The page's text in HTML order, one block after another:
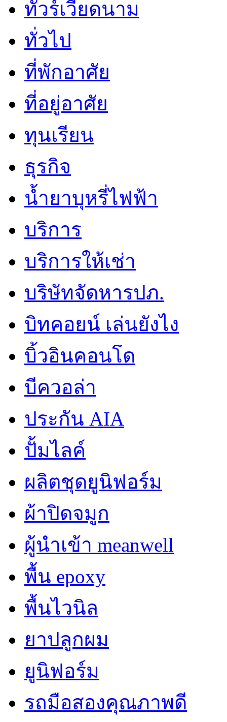
ทัวร์เวียดนาม
ทั่วไป
ที่พักอาศัย
ที่อยู่อาศัย
ทุนเรียน
ธุรกิจ
น้ำยาบุหรี่ไฟฟ้า
บริการ
บริการให้เช่า
บริษัทจัดหารปภ.
บิทคอยน์ เล่นยังไง
บิ้วอินคอนโด
บีควอล่า
ประกัน AIA
ปั้มไลค์
ผลิตชุดยูนิฟอร์ม
ผ้าปิดจมูก
ผู้นำเข้า meanwell
พื้น epoxy
พื้นไวนิล
ยาปลูกผม
ยูนิฟอร์ม
รถมือสองคุณภาพดี